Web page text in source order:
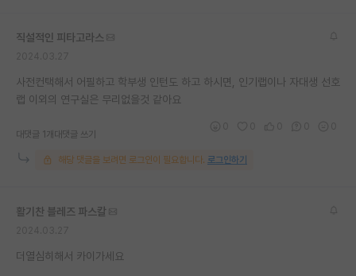
재팬라운지 🌸
직설적인 피타고라스
사전컨택해서 어필하고 학부생 인턴도 하고 하시면, 인기랩이나 자대생 선호
랩 이외의 연구실은 무리없을것 같아요
대댓글 1개 대댓글 쓰기
해당 댓글을 보려면 로그인이 필요합니다. 로그인하기
활기찬 블레즈 파스칼
더열심히해서 카이가세요